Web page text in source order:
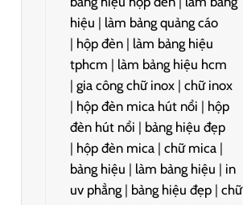
hiệu | làm bảng quảng cáo
| hộp đèn| làm bảng hiệu
tphcm | làm bảng hiệu hcm
| gia công chữ inox| chữ inox
| hộp đèn mica hút nổi | hộp
đèn hút nổi | bảng hiệu đẹp
| hộp đèn mica| chữ mica|
bảng hiệu | làm bảng hiệu | in
uv phẳng| bảng hiệu đẹp| chữ